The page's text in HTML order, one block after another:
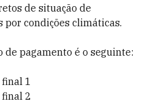
de situação de
por condições climáticas.
de pagamento é o seguinte:
final 1
final 2